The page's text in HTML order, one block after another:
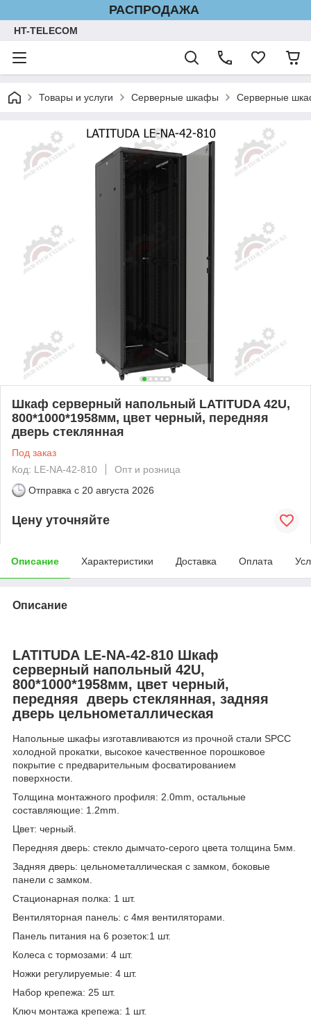
РАСПРОДАЖА
HT-TELECOM
Товары и услуги Серверные шкафы Серверные
Шкаф серверный напольный LATITUDA 42U,
800*1000*1958мм, цвет черный, передняя
дверь стеклянная
Под заказ
Код: LE-NA-42-810
Опт и розница
Отправка с 20 августа 2026
Цену уточняйте
Описание Характеристики Доставка Оплата
Описание
LATITUDA LE-NA-42-810 Шкаф
серверный напольный 42U,
800*1000*1958мм, цвет черный,
передняя дверь стеклянная, задняя
дверь цельнометаллическая
Напольные шкафы изготавливаются из прочной стали SPCC
холодной прокатки, высокое качественное порошковое
покрытие с предварительным фосватированием
поверхности.
Толщина монтажного профиля: 2.0mm, остальные
составляющие: 1.2mm.
Цвет: черный.
Передняя дверь: стекло дымчато-серого цвета толщина 5мм.
Задняя дверь: цельнометаллическая с замком, боковые
панели с замком.
Стационарная полка: 1 шт.
Вентиляторная панель: с 4мя вентиляторами.
Панель питания на 6 розеток:1 шт.
Колеса с тормозами: 4 шт.
Ножки регулируемые: 4 шт.
Набор крепежа: 25 шт.
Ключ монтажа крепежа: 1 шт.